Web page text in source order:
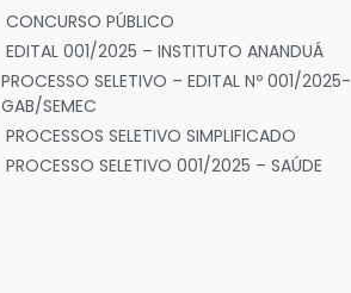
CONCURSO PÚBLICO
EDITAL 001/2025 – INSTITUTO ANANDUÁ
PROCESSO SELETIVO – EDITAL Nº 001/2025-
GAB/SEMEC
PROCESSOS SELETIVO SIMPLIFICADO
PROCESSO SELETIVO 001/2025 – SAÚDE